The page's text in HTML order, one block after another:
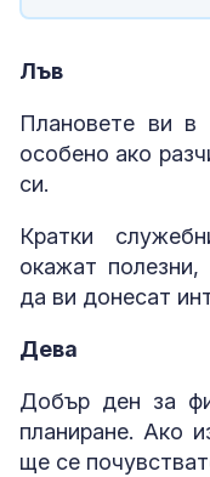
Лъв
Плановете ви в
особено ако
си.
Кратки
окажат полезни,
да ви донесат
Дева
Добър ден за
планиране. Ако
ще се